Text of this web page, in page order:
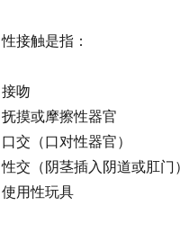
性接触是指：
接吻
抚摸或摩擦性器官
口交（口对性器官）
性交（阴茎插入阴道或肛门）
使用性玩具